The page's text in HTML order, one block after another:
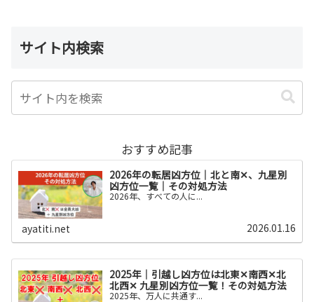
サイト内検索
おすすめ記事
2026年の転居凶方位｜北と南✕、九星別
凶方位一覧｜その対処方法
2026年、すべての人に...
ayatiti.net 2026.01.16
2025年｜引越し凶方位は北東✕南西✕北
北西✕ 九星別凶方位一覧！その対処方法
2025年、万人に共通す...